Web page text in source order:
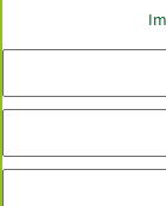
innerhalb